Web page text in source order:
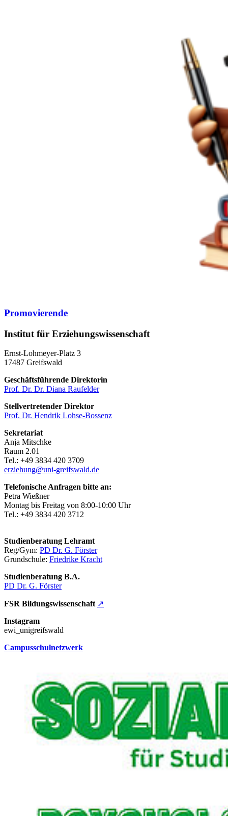
Promovierende
Institut für Erziehungswissenschaft
Ernst-Lohmeyer-Platz 3
17487 Greifswald
Geschäftsführende Direktorin
Prof. Dr. Dr. Diana Raufelder
Stellvertretender Direktor
Prof. Dr. Hendrik Lohse-Bossenz
Sekretariat
Anja Mitschke
Raum 2.01
Tel.: +49 3834 420 3709
erziehung@uni-greifswald.de
Telefonische Anfragen bitte an:
Petra Wießner
Montag bis Freitag von 8:00-10:00 Uhr
Tel.: +49 3834 420 3712
Studienberatung Lehramt
Reg/Gym: PD Dr. G. Förster
Grundschule: Friedrike Kracht
Studienberatung B.A.
PD Dr. G. Förster
FSR Bildungswissenschaft ↗
Instagram
ewi_unigreifswald
Campusschulnetzwerk